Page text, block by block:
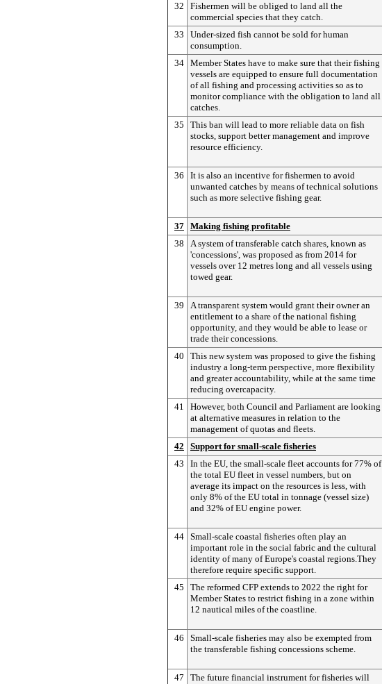
32
Fishermen will be obliged to land all the
commercial species that they catch.
33
Under-sized fish cannot be sold for human
consumption.
34 Member States have to make sure that their fishing
vessels are equipped to ensure full documentation
of all fishing and processing activities so as to
monitor compliance with the obligation to land all
catches.
35
This ban will lead to more reliable data on fish
stocks, support better management and improve
resource efficiency.
36
It is also an incentive for fishermen to avoid
unwanted catches by means of technical solutions
such as more selective fishing gear.
37 Making fishing profitable
38
A system of transferable catch shares, known as
'concessions', was proposed as from 2014 for
vessels over 12 metres long and all vessels using
towed gear.
39
A transparent system would grant their owner an
entitlement to a share of the national fishing
opportunity, and they would be able to lease or
trade their concessions.
40
This new system was proposed to give the fishing
industry a long-term perspective, more flexibility
and greater accountability, while at the same time
reducing overcapacity.
41
However, both Council and Parliament are looking
at alternative measures in relation to the
management of quotas and fleets.
42
Support for small-scale fisheries
43
In the EU, the small-scale fleet accounts for 77% of
the total EU fleet in vessel numbers, but on
average its impact on the resources is less, with
only 8% of the EU total in tonnage (vessel size)
and 32% of EU engine power.
44 Small-scale coastal fisheries often play an
important role in the social fabric and the cultural
identity of many of Europe's coastal regions.They
therefore require specific support.
45
The reformed CFP extends to 2022 the right for
Member States to restrict fishing in a zone within
12 nautical miles of the coastline.
46
Small-scale fisheries may also be exempted from
the transferable fishing concessions scheme.
47
The future financial instrument for fisheries will